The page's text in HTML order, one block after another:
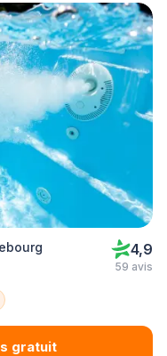
4,9
59 avis
gratuit